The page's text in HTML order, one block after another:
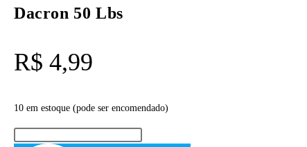
Dacron 50 Lbs
R$ 4,99
10 em estoque (pode ser encomendado)